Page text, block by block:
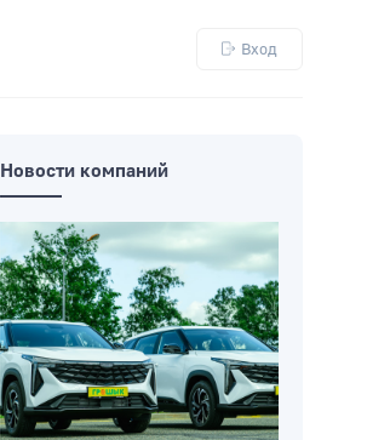
Вход
Новости компаний